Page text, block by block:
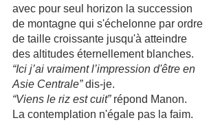
avec pour seul horizon la succession
de montagne qui s'échelonne par ordre
de taille croissante jusqu'à atteindre
des altitudes éternellement blanches.
“Ici j’ai vraiment l’impression d'être en
Asie Centrale” dis-je.
“Viens le riz est cuit” répond Manon.
La contemplation n'égale pas la faim.